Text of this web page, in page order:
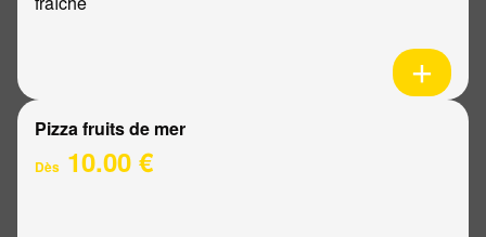
Pizza fruits de mer
Dès 10.00 €